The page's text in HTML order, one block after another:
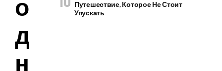
о
д
н
Путешествие, Которое Не Стоит
Упускать